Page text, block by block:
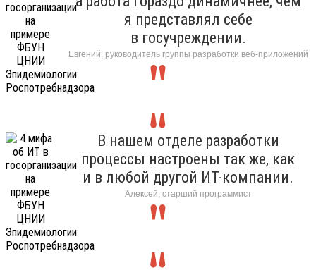
я представлял себе
в госучреждении.
Евгений, руководитель группы разработки веб-приложений
В нашем отделе разработки
процессы настроены так же, как
и в любой другой ИТ-компании.
Алексей, старший программист